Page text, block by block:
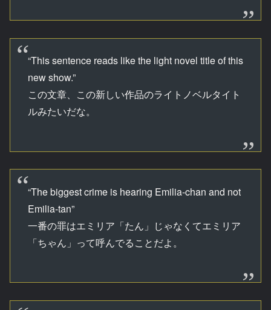
“This sentence reads like the light novel title of this
new show.”
この文章、この新しい作品のライトノベルタイト
ルみたいだな。
“The biggest crime is hearing Emilia-chan and not
Emilia-tan”
一番の罪はエミリア「たん」じゃなくてエミリア
「ちゃん」って呼んでることだよ。